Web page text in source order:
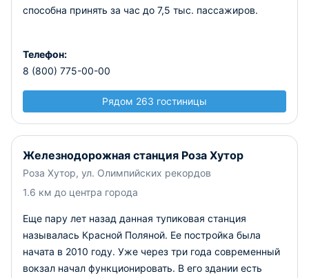
способна принять за час до 7,5 тыс. пассажиров.
Телефон:
8 (800) 775-00-00
Рядом 263 гостиницы
Железнодорожная станция Роза Хутор
Роза Хутор, ул. Олимпийских рекордов
1.6 км до центра города
Еще пару лет назад данная тупиковая станция
называлась Красной Поляной. Ее постройка была
начата в 2010 году. Уже через три года современный
вокзал начал функционировать. В его здании есть